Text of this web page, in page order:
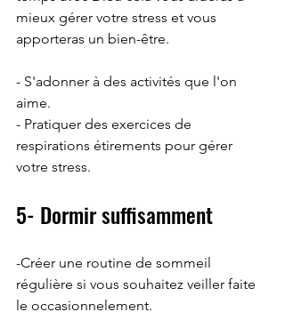
mieux gérer votre stress et vous
apporteras un bien-être.
- S'adonner à des activités que l'on
aime.
- Pratiquer des exercices de
respirations étirements pour gérer
votre stress.
5- Dormir suffisamment
-Créer une routine de sommeil
régulière si vous souhaitez veiller faite
le occasionnelement.